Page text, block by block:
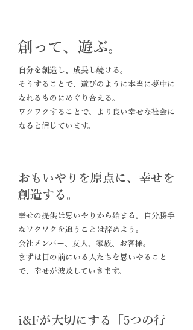
創って、遊ぶ。
自分を創造し、成長し続ける。
そうすることで、遊びのように本当に夢中に
なれるものにめぐり合える。
ワクワクすることで、より良い幸せな社会に
なると信じています。
おもいやりを原点に、幸せを
創造する。
幸せの提供は思いやりから始まる。自分勝手
なワクワクを追うことは辞めよう。
会社メンバー、友人、家族、お客様。
まずは目の前にいる人たちを思いやること
で、幸せが波及していきます。
i&Fが大切にする「5つの行